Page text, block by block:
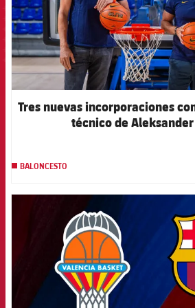
Tres nuevas incorporaciones
técnico de
BALONCESTO